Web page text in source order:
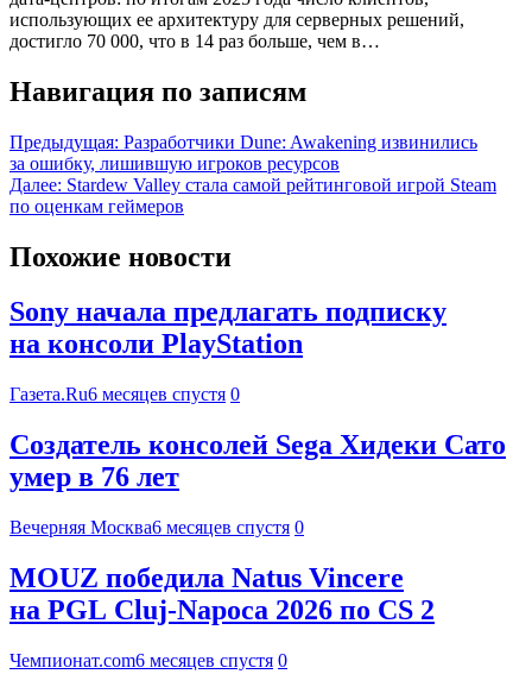
использующих ее архитектуру для серверных решений,
достигло 70 000, что в 14 раз больше, чем в…
Навигация по записям
Предыдущая: Разработчики Dune: Awakening извинились
за ошибку, лишившую игроков ресурсов
Далее: Stardew Valley стала самой рейтинговой игрой Steam
по оценкам геймеров
Похожие новости
Sony начала предлагать подписку
на консоли PlayStation
Газета.Ru6 месяцев спустя 0
Создатель консолей Sega Хидеки Сато
умер в 76 лет
Вечерняя Москва6 месяцев спустя 0
MOUZ победила Natus Vincere
на PGL Cluj-Napoca 2026 по CS 2
Чемпионат.com6 месяцев спустя 0